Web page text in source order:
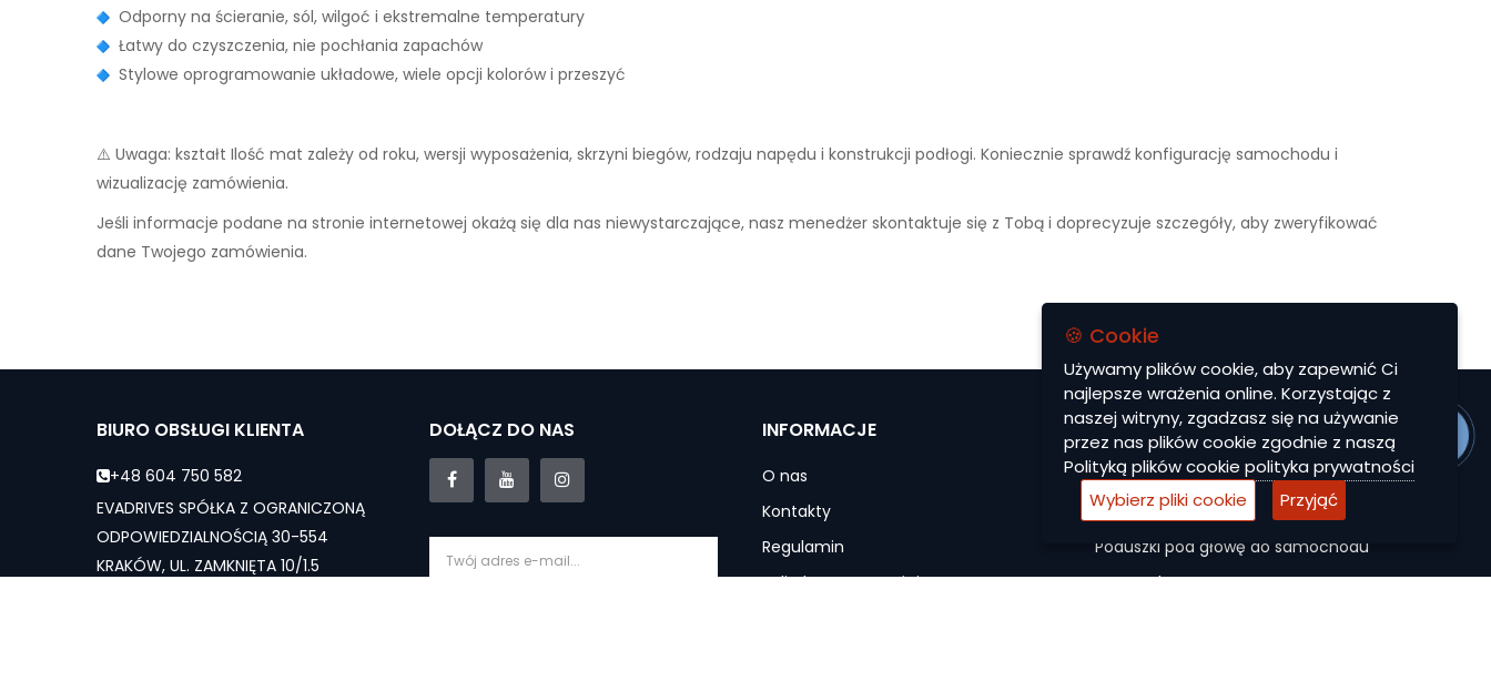
Odporny na ścieranie, sól, wilgoć i ekstremalne temperatury
Łatwy do czyszczenia, nie pochłania zapachów
Stylowe oprogramowanie układowe, wiele opcji kolorów i przeszyć
⚠️ Uwaga: kształt Ilość mat zależy od roku, wersji wyposażenia, skrzyni biegów, rodzaju napędu i konstrukcji podłogi. Koniecznie sprawdź konfigurację samochodu i
wizualizację zamówienia.
Jeśli informacje podane na stronie internetowej okażą się dla nas niewystarczające, nasz menedżer skontaktuje się z Tobą i doprecyzuje szczegóły, aby zweryfikować
dane Twojego zamówienia.
BIURO OBSŁUGI KLIENTA
+48 604 750 582
EVADRIVES SPÓŁKA Z OGRANICZONĄ
ODPOWIEDZIALNOŚCIĄ 30-554
KRAKÓW, UL. ZAMKNIĘTA 10/1.5
DOŁĄCZ DO NAS INFORMACJE
O nas
Kontakty
Regulamin
Polityka prywatności
MENU
Dywaniki EVA
Autocase
Poduszki pod głowę do samochodu
Maty ochronne
🍪 Cookie
Używamy plików cookie, aby zapewnić Ci
najlepsze wrażenia online. Korzystając z
naszej witryny, zgadzasz się na używanie
przez nas plików cookie zgodnie z naszą
Polityką plików cookie polityka prywatności
Wybierz pliki cookie
Przyjąć